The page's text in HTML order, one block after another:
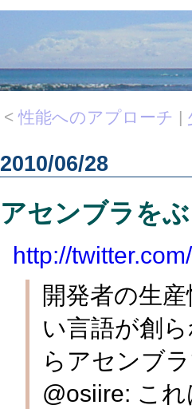
<性能へのアプローチ |
2010/06/28
アセンブラを
http://
開発者の生
い言語が創
らアセンブ
@osiire: こ